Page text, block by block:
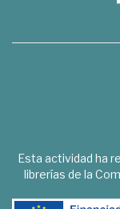
Esta actividad ha
librerías de la